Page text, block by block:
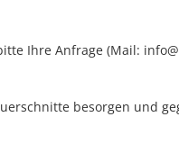
Ihre Anfrage (Mail:
besorgen und